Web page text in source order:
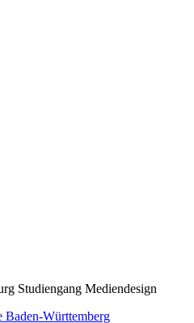
Studiengang Mediendesign